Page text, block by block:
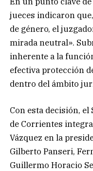
jueces indicaron
de género, el
mirada neutral».
inherente a la
efectiva protección
dentro del ámbito
Con esta decisión,
de Corrientes
Vázquez en la
Gilberto Panseri,
Guillermo Horacio